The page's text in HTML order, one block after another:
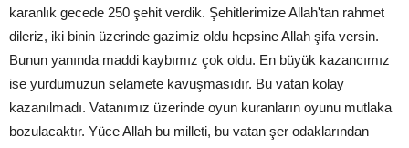
karanlık gecede 250 şehit verdik. Şehitlerimize Allah'tan rahmet
dileriz, iki binin üzerinde gazimiz oldu hepsine Allah şifa versin.
Bunun yanında maddi kaybımız çok oldu. En büyük kazancımız
ise yurdumuzun selamete kavuşmasıdır. Bu vatan kolay
kazanılmadı. Vatanımız üzerinde oyun kuranların oyunu mutlaka
bozulacaktır. Yüce Allah bu milleti, bu vatan şer odaklarından